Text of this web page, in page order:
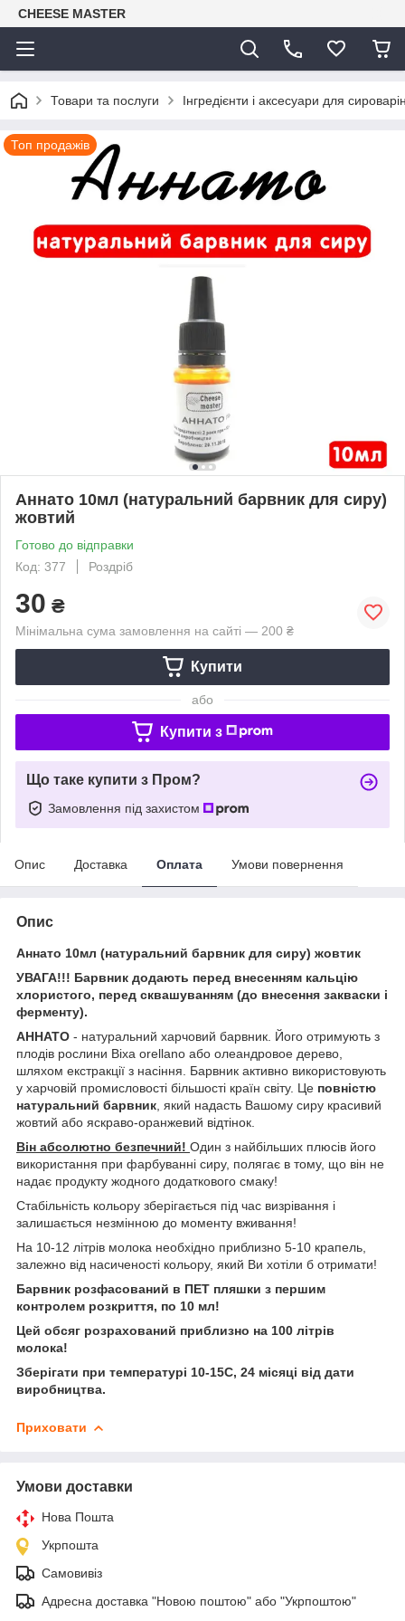
CHEESE MASTER
Товари та послуги Інгредієнти і аксесуари для
Топ продажів
Аннато 10мл (натуральний барвник для сиру)
жовтий
Готово до відправки
Код: 377
Роздріб
30 ₴
Мінімальна сума замовлення на сайті — 200 ₴
Купити
або
Купити з
Що таке купити з Пром?
Замовлення під захистом
Опис Доставка Оплата Умови повернення
Опис
Аннато 10мл (натуральний барвник для сиру) жовтик
УВАГА!!! Барвник додають перед внесенням кальцію
хлористого, перед сквашуванням (до внесення закваски і
ферменту).
АННАТО - натуральний харчовий барвник. Його отримують з
плодів рослини Bixa orellano або олеандровое дерево,
шляхом екстракції з насіння. Барвник активно використовують
у харчовій промисловості більшості країн світу. Це повністю
натуральний барвник , який надасть Вашому сиру красивий
жовтий або яскраво-оранжевий відтінок.
Він абсолютно безпечний! Один з найбільших плюсів його
використання при фарбуванні сиру, полягає в тому, що він не
надає продукту жодного додаткового смаку!
Стабільність кольору зберігається під час визрівання і
залишається незмінною до моменту вживання!
На 10-12 літрів молока необхідно приблизно 5-10 крапель,
залежно від насиченості кольору, який Ви хотіли б отримати!
Барвник розфасований в ПЕТ пляшки з першим
контролем розкриття, по 10 мл!
Цей обсяг розрахований приблизно на 100 літрів
молока!
Зберігати при температурі 10-15С, 24 місяці від дати
виробництва.
Приховати
Умови доставки
Нова Пошта
Укрпошта
Самовивіз
Адресна доставка "Новою поштою" або "Укрпоштою"